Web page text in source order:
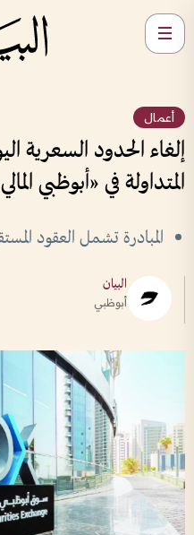
أعمال
إلغاء الحدود السعرية
المتداولة في «أبوظبي
المبادرة تشمل العقود
البيان
أبوظبي